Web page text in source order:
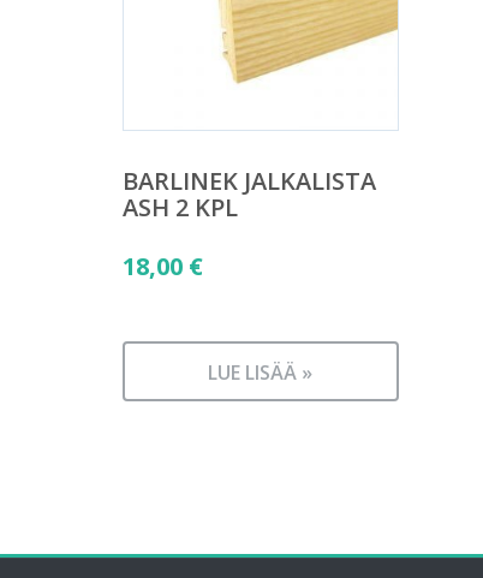
BARLINEK JALKALISTA
ASH 2 KPL
18,00 €
LUE LISÄÄ »